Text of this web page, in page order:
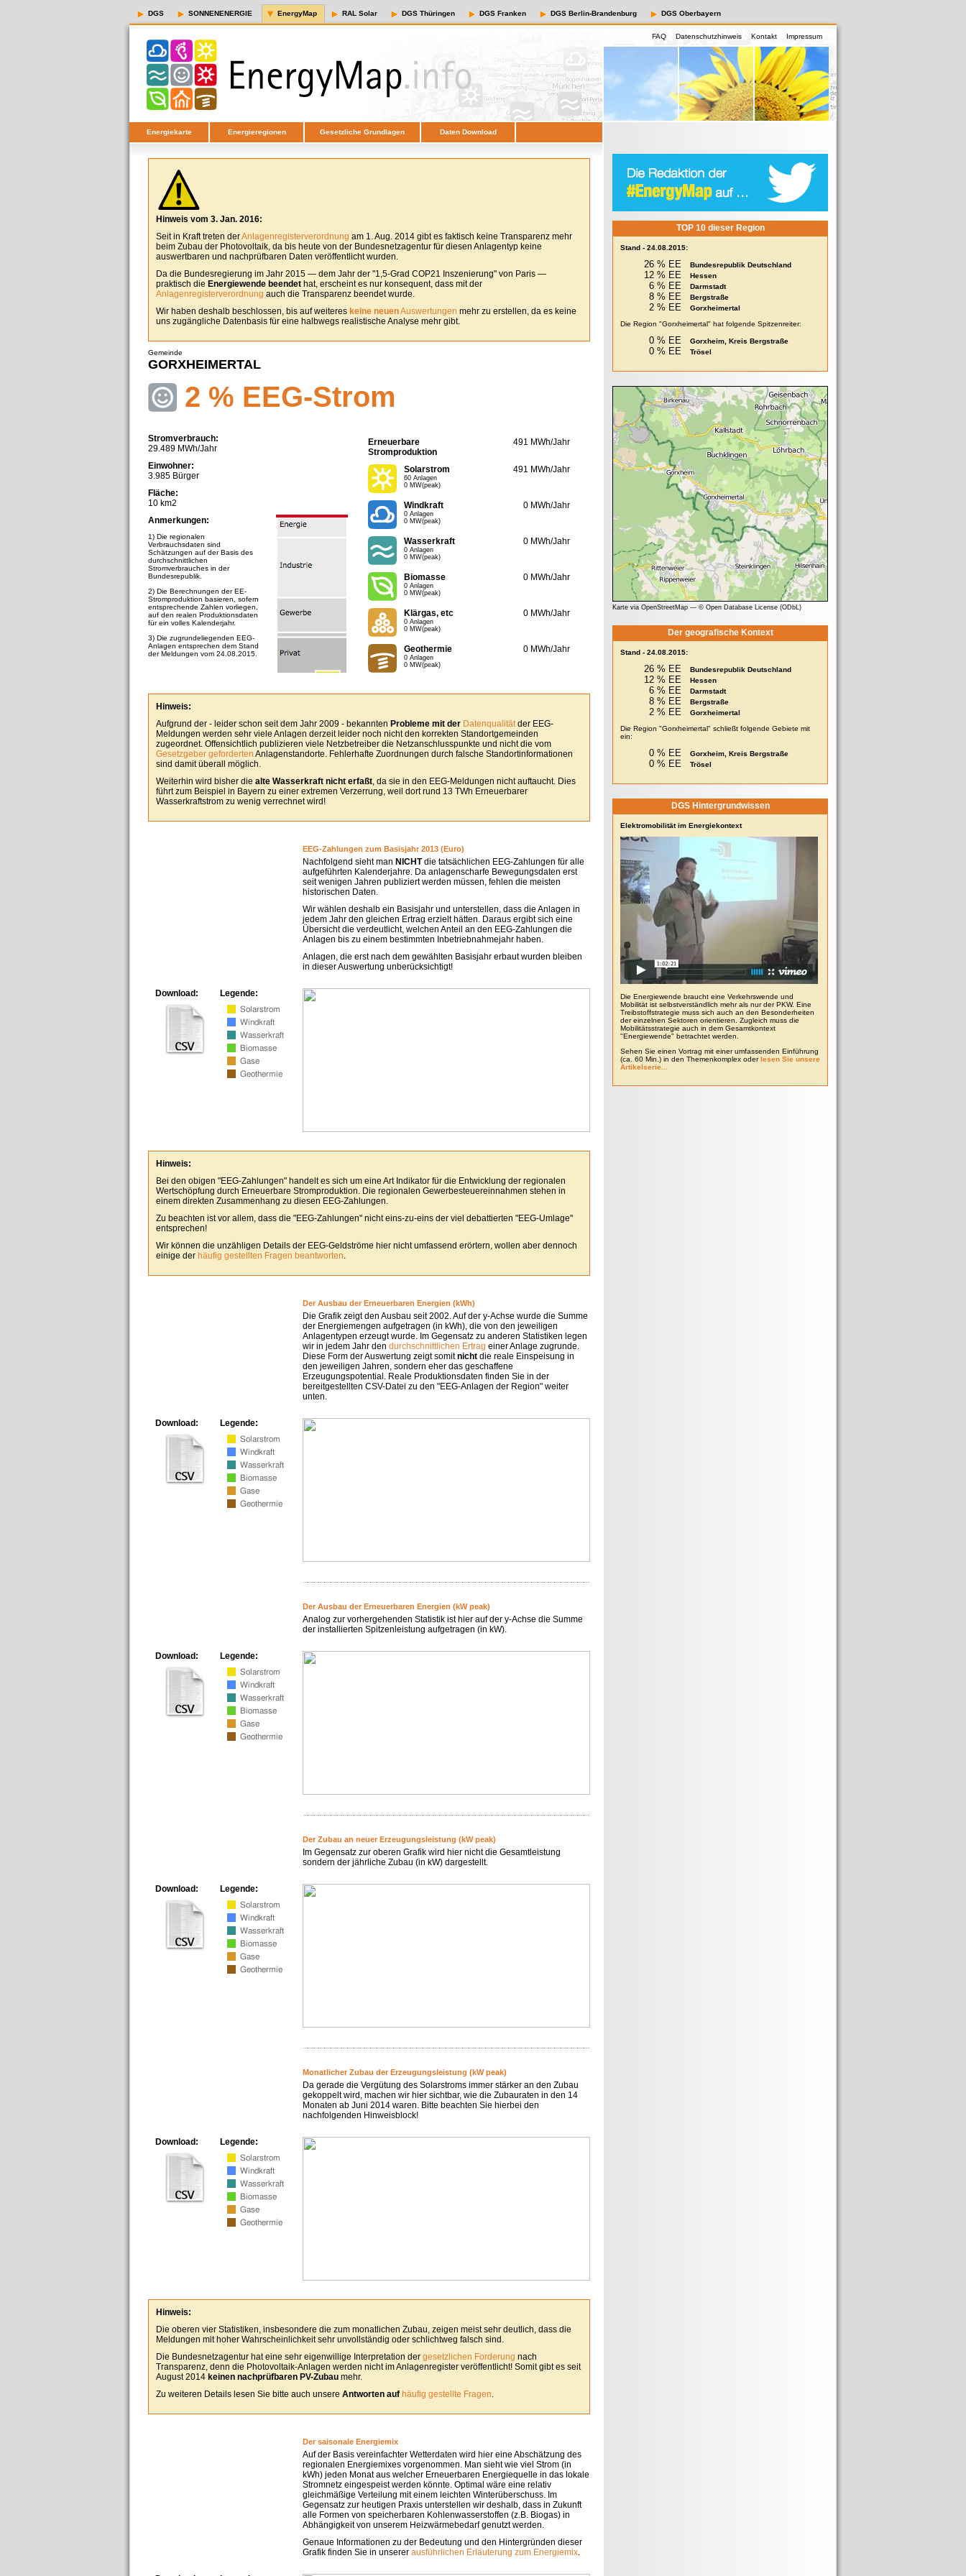
DGS SONNENENERGIE EnergyMap RAL Solar DGS Thüringen DGS Franken DGS Berlin-Brandenburg DGS Oberbayern
FAQ Datenschutzhinweis Kontakt Impressum
Energiekarte Energieregionen Gesetzliche Grundlagen Daten Download
Hinweis vom 3. Jan. 2016:
Seit in Kraft treten derAnlagenregisterverordnung am 1. Aug. 2014 gibt es faktisch keine Transparenz mehr
beim Zubau der Photovoltaik, da bis heute von der Bundesnetzagentur für diesen Anlagentyp keine
auswertbaren und nachprüfbaren Daten veröffentlicht wurden.
Da die Bundesregierung im Jahr 2015 — dem Jahr der "1,5-Grad COP21 Inszenierung" von Paris —
praktisch die Energiewende beendet hat, erscheint es nur konsequent, dass mit der
Anlagenregisterverordnung auch die Transparenz beendet wurde.
Wir haben deshalb beschlossen, bis auf weiteres keine neuenAuswertungen mehr zu erstellen, da es keine
uns zugängliche Datenbasis für eine halbwegs realistische Analyse mehr gibt.
Gemeinde
GORXHEIMERTAL
2 % EEG-Strom
Stromverbrauch:
29.489 MWh/Jahr
Einwohner:
3.985 Bürger
Fläche:
10 km2
Anmerkungen:
1) Die regionalen
Verbrauchsdaten sind
Schätzungen auf der Basis des
durchschnittlichen
Stromverbrauches in der
Bundesrepublik.
2) Die Berechnungen der EE-
Stromproduktion basieren, sofern
entsprechende Zahlen vorliegen,
auf den realen Produktionsdaten
für ein volles Kalenderjahr.
3) Die zugrundeliegenden EEG-
Anlagen entsprechen dem Stand
der Meldungen vom 24.08.2015.
Erneuerbare
Stromproduktion
491 MWh/Jahr
Solarstrom
60 Anlagen
0 MW(peak)
491 MWh/Jahr
Windkraft
0 Anlagen
0 MW(peak)
0 MWh/Jahr
Wasserkraft
0 Anlagen
0 MW(peak)
0 MWh/Jahr
Biomasse
0 Anlagen
0 MW(peak)
0 MWh/Jahr
Klärgas, etc
0 Anlagen
0 MW(peak)
0 MWh/Jahr
Geothermie
0 Anlagen
0 MW(peak)
0 MWh/Jahr
Hinweis:
Aufgrund der - leider schon seit dem Jahr 2009 - bekannten Probleme mit der Datenqualitätder EEG-
Meldungen werden sehr viele Anlagen derzeit leider noch nicht den korrekten Standortgemeinden
zugeordnet. Offensichtlich publizieren viele Netzbetreiber die Netzanschlusspunkte und nicht die vom
Gesetzgeber geforderten Anlagenstandorte. Fehlerhafte Zuordnungen durch falsche Standortinformationen
sind damit überall möglich.
Weiterhin wird bisher die alte Wasserkraft nicht erfaßt, da sie in den EEG-Meldungen nicht auftaucht. Dies
führt zum Beispiel in Bayern zu einer extremen Verzerrung, weil dort rund 13 TWh Erneuerbarer
Wasserkraftstrom zu wenig verrechnet wird!
EEG-Zahlungen zum Basisjahr 2013 (Euro)
Nachfolgend sieht man NICHTdie tatsächlichen EEG-Zahlungen für alle
aufgeführten Kalenderjahre. Da anlagenscharfe Bewegungsdaten erst
seit wenigen Jahren publiziert werden müssen, fehlen die meisten
historischen Daten.
Wir wählen deshalb ein Basisjahr und unterstellen, dass die Anlagen in
jedem Jahr den gleichen Ertrag erzielt hätten. Daraus ergibt sich eine
Übersicht die verdeutlicht, welchen Anteil an den EEG-Zahlungen die
Anlagen bis zu einem bestimmten Inbetriebnahmejahr haben.
Anlagen, die erst nach dem gewählten Basisjahr erbaut wurden bleiben
in dieser Auswertung unberücksichtigt!
Legende:
Download:
Hinweis:
Bei den obigen "EEG-Zahlungen" handelt es sich um eine Art Indikator für die Entwicklung der regionalen
Wertschöpfung durch Erneuerbare Stromproduktion. Die regionalen Gewerbesteuereinnahmen stehen in
einem direkten Zusammenhang zu diesen EEG-Zahlungen.
Zu beachten ist vor allem, dass die "EEG-Zahlungen" nicht eins-zu-eins der viel debattierten "EEG-Umlage"
entsprechen!
Wir können die unzähligen Details der EEG-Geldströme hier nicht umfassend erörtern, wollen aber dennoch
einige der häufig gestellten Fragen beantworten.
Der Ausbau der Erneuerbaren Energien (kWh)
Die Grafik zeigt den Ausbau seit 2002. Auf der y-Achse wurde die Summe
der Energiemengen aufgetragen (in kWh), die von den jeweiligen
Anlagentypen erzeugt wurde. Im Gegensatz zu anderen Statistiken legen
wir in jedem Jahr den durchschnittlichen Ertrag einer Anlage zugrunde.
Diese Form der Auswertung zeigt somitnicht die reale Einspeisung in
den jeweiligen Jahren, sondern eher das geschaffene
Erzeugungspotential. Reale Produktionsdaten finden Sie in der
bereitgestellten CSV-Datei zu den "EEG-Anlagen der Region" weiter
unten.
Legende:
Download:
Der Ausbau der Erneuerbaren Energien (kW peak)
Analog zur vorhergehenden Statistik ist hier auf der y-Achse die Summe
der installierten Spitzenleistung aufgetragen (in kW).
Legende:
Download:
Der Zubau an neuer Erzeugungsleistung (kW peak)
Im Gegensatz zur oberen Grafik wird hier nicht die Gesamtleistung
sondern der jährliche Zubau (in kW) dargestellt.
Legende:
Download:
Monatlicher Zubau der Erzeugungsleistung (kW peak)
Da gerade die Vergütung des Solarstroms immer stärker an den Zubau
gekoppelt wird, machen wir hier sichtbar, wie die Zubauraten in den 14
Monaten ab Juni 2014 waren. Bitte beachten Sie hierbei den
nachfolgenden Hinweisblock!
Legende:
Download:
Hinweis:
Die oberen vier Statistiken, insbesondere die zum monatlichen Zubau, zeigen meist sehr deutlich, dass die
Meldungen mit hoher Wahrscheinlichkeit sehr unvollständig oder schlichtweg falsch sind.
Die Bundesnetzagentur hat eine sehr eigenwillige Interpretation der gesetzlichen Forderung nach
Transparenz, denn die Photovoltaik-Anlagen werden nicht im Anlagenregister veröffentlicht! Somit gibt es seit
August 2014 keinen nachprüfbaren PV-Zubau mehr.
Zu weiteren Details lesen Sie bitte auch unsere Antworten auf häufig gestellte Fragen.
Der saisonale Energiemix
Auf der Basis vereinfachter Wetterdaten wird hier eine Abschätzung des
regionalen Energiemixes vorgenommen. Man sieht wie viel Strom (in
kWh) jeden Monat aus welcher Erneuerbaren Energiequelle in das lokale
Stromnetz eingespeist werden könnte. Optimal wäre eine relativ
gleichmäßige Verteilung mit einem leichten Winterüberschuss. Im
Gegensatz zur heutigen Praxis unterstellen wir deshalb, dass in Zukunft
alle Formen von speicherbaren Kohlenwasserstoffen (z.B. Biogas) in
Abhängigkeit von unserem Heizwärmebedarf genutzt werden.
Genaue Informationen zu der Bedeutung und den Hintergründen dieser
Grafik finden Sie in unserer ausführlichen Erläuterung zum Energiemix.
TOP 10 dieser Region
Stand - 24.08.2015:
26 % EE Bundesrepublik Deutschland
12 % EE Hessen
6 % EE Darmstadt
8 % EE Bergstraße
2 % EE
Gorxheimertal
Die Region "Gorxheimertal" hat folgende Spitzenreiter:
0 % EE Gorxheim, Kreis Bergstraße
0 % EE Trösel
Karte via OpenStreetMap — © Open Database License (ODbL)
Der geografische Kontext
Stand - 24.08.2015:
26 % EE Bundesrepublik Deutschland
12 % EE Hessen
6 % EE Darmstadt
8 % EE Bergstraße
2 % EE
Gorxheimertal
Die Region "Gorxheimertal" schließt folgende Gebiete mit
ein:
0 % EE Gorxheim, Kreis Bergstraße
0 % EE Trösel
DGS Hintergrundwissen
Elektromobilität im Energiekontext
Die Energiewende braucht eine Verkehrswende und
Mobilität ist selbstverständlich mehr als nur der PKW. Eine
Treibstoffstrategie muss sich auch an den Besonderheiten
der einzelnen Sektoren orientieren. Zugleich muss die
Mobilitätsstrategie auch in dem Gesamtkontext
"Energiewende" betrachtet werden.
Sehen Sie einen Vortrag mit einer umfassenden Einführung
(ca. 60 Min.) in den Themenkomplex oderlesen Sie unsere
Artikelserie...